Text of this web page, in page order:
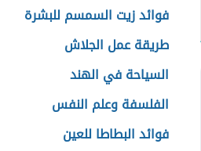
فوائد زيت السمسم للبشرة
طريقة عمل الجلاش
السياحة في الهند
الفلسفة وعلم النفس
فوائد البطاطا للعين